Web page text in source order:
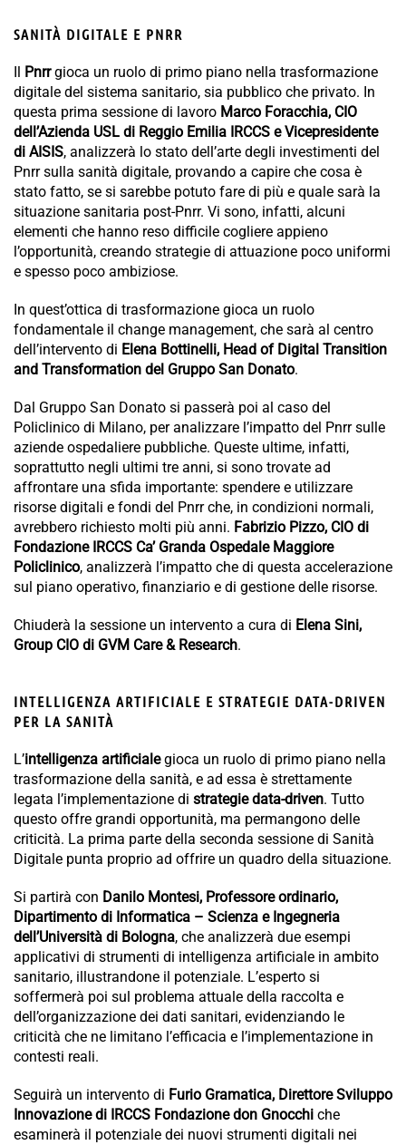
SANITÀ DIGITALE E PNRR
Il Pnrrgioca un ruolo di primo piano nella trasformazione
digitale del sistema sanitario, sia pubblico che privato. In
questa prima sessione di lavoro Marco Foracchia, CIO
dell’Azienda USL di Reggio Emilia IRCCS e Vicepresidente
di AISIS, analizzerà lo stato dell’arte degli investimenti del
Pnrr sulla sanità digitale, provando a capire che cosa è
stato fatto, se si sarebbe potuto fare di più e quale sarà la
situazione sanitaria post-Pnrr. Vi sono, infatti, alcuni
elementi che hanno reso difficile cogliere appieno
l’opportunità, creando strategie di attuazione poco uniformi
e spesso poco ambiziose.
In quest’ottica di trasformazione gioca un ruolo
fondamentale il change management, che sarà al centro
dell’intervento di Elena Bottinelli, Head of Digital Transition
and Transformation del Gruppo San Donato.
Dal Gruppo San Donato si passerà poi al caso del
Policlinico di Milano, per analizzare l’impatto del Pnrr sulle
aziende ospedaliere pubbliche. Queste ultime, infatti,
soprattutto negli ultimi tre anni, si sono trovate ad
affrontare una sfida importante: spendere e utilizzare
risorse digitali e fondi del Pnrr che, in condizioni normali,
avrebbero richiesto molti più anni. Fabrizio Pizzo, CIO di
Fondazione IRCCS Ca’ Granda Ospedale Maggiore
Policlinico, analizzerà l’impatto che di questa accelerazione
sul piano operativo, finanziario e di gestione delle risorse.
Chiuderà la sessione un intervento a cura di Elena Sini,
Group CIO di GVM Care & Research.
INTELLIGENZA ARTIFICIALE E STRATEGIE DATA-DRIVEN
PER LA SANITÀ
L’intelligenza artificialegioca un ruolo di primo piano nella
trasformazione della sanità, e ad essa è strettamente
legata l’implementazione di strategie data-driven. Tutto
questo offre grandi opportunità, ma permangono delle
criticità. La prima parte della seconda sessione di Sanità
Digitale punta proprio ad offrire un quadro della situazione.
Si partirà con Danilo Montesi, Professore ordinario,
Dipartimento di Informatica – Scienza e Ingegneria
dell’Università di Bologna, che analizzerà due esempi
applicativi di strumenti di intelligenza artificiale in ambito
sanitario, illustrandone il potenziale. L’esperto si
soffermerà poi sul problema attuale della raccolta e
dell’organizzazione dei dati sanitari, evidenziando le
criticità che ne limitano l’efficacia e l’implementazione in
contesti reali.
Seguirà un intervento di Furio Gramatica, Direttore Sviluppo
Innovazione di IRCCS Fondazione don Gnocchi che
esaminerà il potenziale dei nuovi strumenti digitali nei